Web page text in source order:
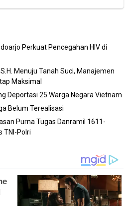
Perkuat Pencegahan HIV di
Menuju Tanah Suci, Manajemen
Maksimal
Deportasi 25 Warga Negara Vietnam
Belum Terealisasi
Purna Tugas Danramil 1611-
TNI-Polri